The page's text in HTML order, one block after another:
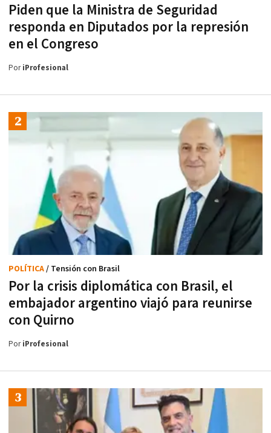
Piden que la Ministra de Seguridad
responda en Diputados por la represión
en el Congreso
PoriProfesional
Por la crisis diplomática con Brasil, el
embajador argentino viajó para reunirse
con Quirno
POLÍTICA/ Tensión con Brasil
PoriProfesional